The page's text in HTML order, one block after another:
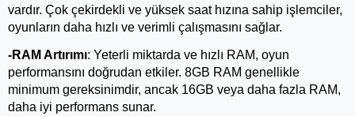
vardır. Çok çekirdekli ve yüksek saat hızına sahip işlemciler,
oyunların daha hızlı ve verimli çalışmasını sağlar.
-RAM Artırımı: Yeterli miktarda ve hızlı RAM, oyun
performansını doğrudan etkiler. 8GB RAM genellikle
minimum gereksinimdir, ancak 16GB veya daha fazla RAM,
daha iyi performans sunar.